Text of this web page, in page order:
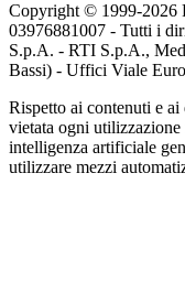
Copyright © 1999-2026
03976881007 - Tutti i
S.p.A. - RTI S.p.A.,
Bassi) - Uffici Viale
Rispetto ai contenuti e
vietata ogni utilizzazione
intelligenza artificiale
utilizzare mezzi